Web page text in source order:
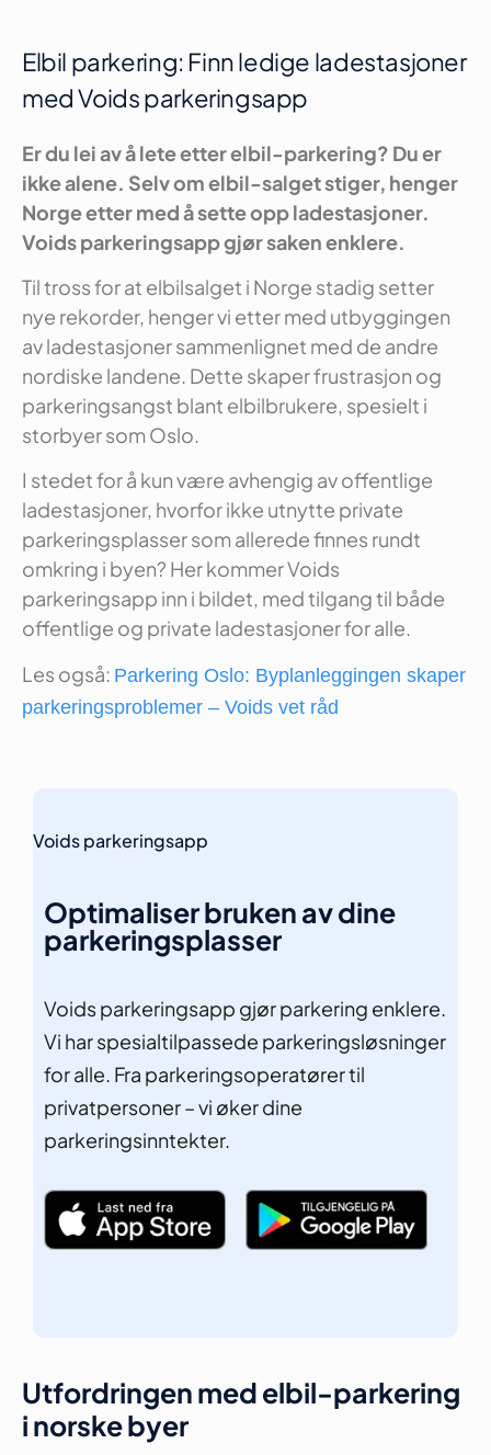
Elbil parkering: Finn ledige ladestasjoner
med Voids parkeringsapp
Er du lei av å lete etter elbil-parkering? Du er
ikke alene. Selv om elbil-salget stiger, henger
Norge etter med å sette opp ladestasjoner.
Voids parkeringsapp gjør saken enklere.
Til tross for at elbilsalget i Norge stadig setter
nye rekorder, henger vi etter med utbyggingen
av ladestasjoner sammenlignet med de andre
nordiske landene. Dette skaper frustrasjon og
parkeringsangst blant elbilbrukere, spesielt i
storbyer som Oslo.
I stedet for å kun være avhengig av offentlige
ladestasjoner, hvorfor ikke utnytte private
parkeringsplasser som allerede finnes rundt
omkring i byen? Her kommer Voids
parkeringsapp inn i bildet, med tilgang til både
offentlige og private ladestasjoner for alle.
Les også: Parkering Oslo: Byplanleggingen skaper
parkeringsproblemer – Voids vet råd
Voids parkeringsapp
Optimaliser bruken av dine
parkeringsplasser
Voids parkeringsapp gjør parkering enklere.
Vi har spesialtilpassede parkeringsløsninger
for alle. Fra parkeringsoperatører til
privatpersoner – vi øker dine
parkeringsinntekter.
Utfordringen med elbil-parkering
i norske byer